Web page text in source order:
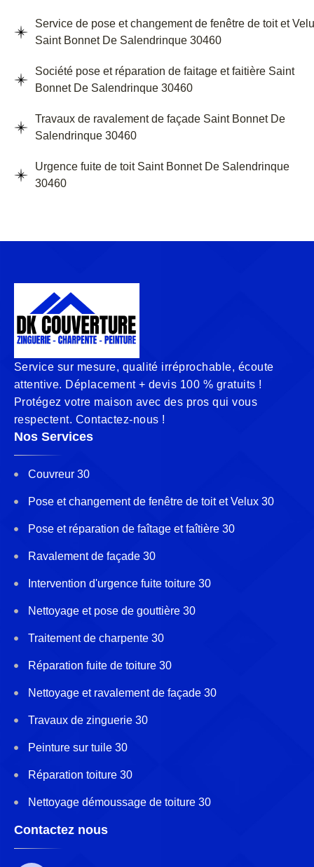
Service de pose et changement de fenêtre de toit et
Saint Bonnet De Salendrinque 30460
Société pose et réparation de faitage et faitière Saint
Bonnet De Salendrinque 30460
Travaux de ravalement de façade Saint Bonnet De
Salendrinque 30460
Urgence fuite de toit Saint Bonnet De Salendrinque
30460
Service sur mesure, qualité irréprochable, écoute
attentive. Déplacement + devis 100 % gratuits !
Protégez votre maison avec des pros qui vous
respectent. Contactez-nous !
Nos Services
Couvreur 30
Pose et changement de fenêtre de toit et Velux 30
Pose et réparation de faîtage et faîtière 30
Ravalement de façade 30
Intervention d'urgence fuite toiture 30
Nettoyage et pose de gouttière 30
Traitement de charpente 30
Réparation fuite de toiture 30
Nettoyage et ravalement de façade 30
Travaux de zinguerie 30
Peinture sur tuile 30
Réparation toiture 30
Nettoyage démoussage de toiture 30
Contactez nous